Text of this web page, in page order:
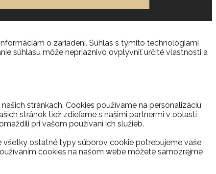
o zariadení. Súhlas s týmito technológiami
súhlasu môže nepriaznivo ovplyvniť určité vlastnosti a
stránkach. Cookies používame na personalizáciu
stránok tiež zdieľame s našimi partnermi v oblasti
pri vašom používaní ich služieb.
všetky ostatné typy súborov cookie potrebujeme vaše
cookies na našom webe môžete samozrejme